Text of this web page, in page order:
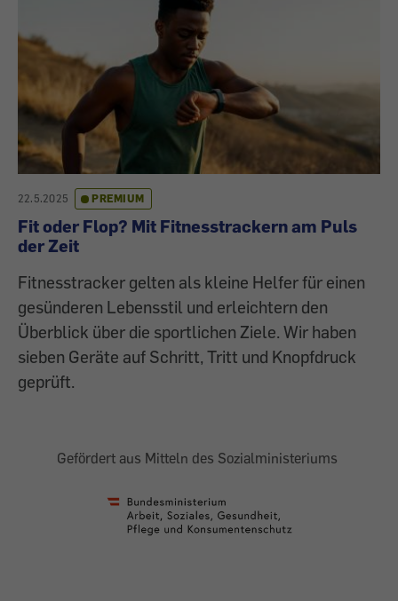
22.5.2025 PREMIUM
Fit oder Flop? Mit Fitnesstrackern am Puls
der Zeit
Fitnesstracker gelten als kleine Helfer für einen
gesünderen Lebensstil und erleichtern den
Überblick über die sportlichen Ziele. Wir haben
sieben Geräte auf Schritt, Tritt und Knopfdruck
geprüft.
Gefördert aus Mitteln des Sozialministeriums